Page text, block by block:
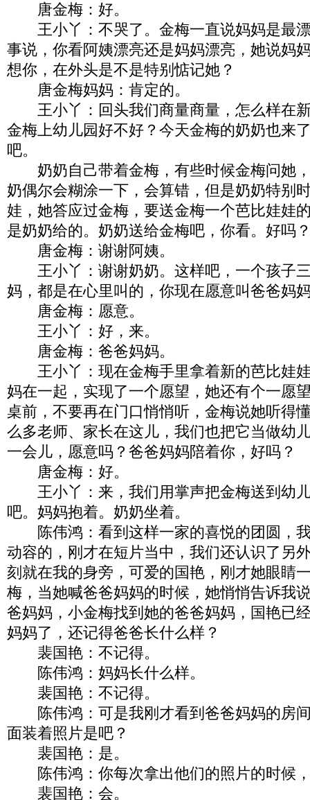
唐金梅：好。
王小丫：不哭了。金梅一直说妈妈是最
事说，你看阿姨漂亮还是妈妈漂亮，她说妈
想你，在外头是不是特别惦记她？
唐金梅妈妈：肯定的。
王小丫：回头我们商量商量，怎么样在
金梅上幼儿园好不好？今天金梅的奶奶也来
吧。
奶奶自己带着金梅，有些时候金梅问她
奶偶尔会糊涂一下，会算错，但是奶奶特别
娃，她答应过金梅，要送金梅一个芭比娃娃
是奶奶给的。奶奶送给金梅吧，你看。好吗
唐金梅：谢谢阿姨。
王小丫：谢谢奶奶。这样吧，一个孩子
妈，都是在心里叫的，你现在愿意叫爸爸妈
唐金梅：愿意。
王小丫：好，来。
唐金梅：爸爸妈妈。
王小丫：现在金梅手里拿着新的芭比娃
妈在一起，实现了一个愿望，她还有个一愿
桌前，不要再在门口悄悄听，金梅说她听得
么多老师、家长在这儿，我们也把它当做幼
一会儿，愿意吗？爸爸妈妈陪着你，好吗？
唐金梅：好。
王小丫：来，我们用掌声把金梅送到幼
吧。妈妈抱着。奶奶坐着。
陈伟鸿：看到这样一家的喜悦的团圆，
动容的，刚才在短片当中，我们还认识了另
刻就在我的身旁，可爱的国艳，刚才她眼睛
梅，当她喊爸爸妈妈的时候，她悄悄告诉我
爸妈妈，小金梅找到她的爸爸妈妈，国艳已
妈妈了，还记得爸爸长什么样？
裴国艳：不记得。
陈伟鸿：妈妈长什么样。
裴国艳：不记得。
陈伟鸿：可是我刚才看到爸爸妈妈的房
面装着照片是吧？
裴国艳：是。
陈伟鸿：你每次拿出他们的照片的时候
裴国艳：会。